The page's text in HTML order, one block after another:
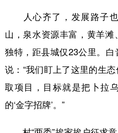
人心齐了，发展路子也
山，泉水资源丰富，黄羊
独特，距县城仅23公里。
说：“我们盯上了这里的生
取项目，目标就是把卜拉
的‘金字招牌’。”